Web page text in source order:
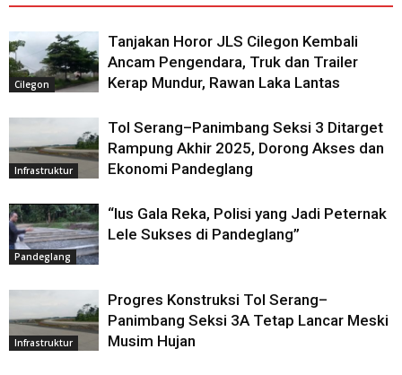
Cilegon
Tanjakan Horor JLS Cilegon Kembali
Ancam Pengendara, Truk dan Trailer
Kerap Mundur, Rawan Laka Lantas
Infrastruktur
Tol Serang–Panimbang Seksi 3 Ditarget
Rampung Akhir 2025, Dorong Akses dan
Ekonomi Pandeglang
Pandeglang
“Ius Gala Reka, Polisi yang Jadi Peternak
Lele Sukses di Pandeglang”
Infrastruktur
Progres Konstruksi Tol Serang–
Panimbang Seksi 3A Tetap Lancar Meski
Musim Hujan